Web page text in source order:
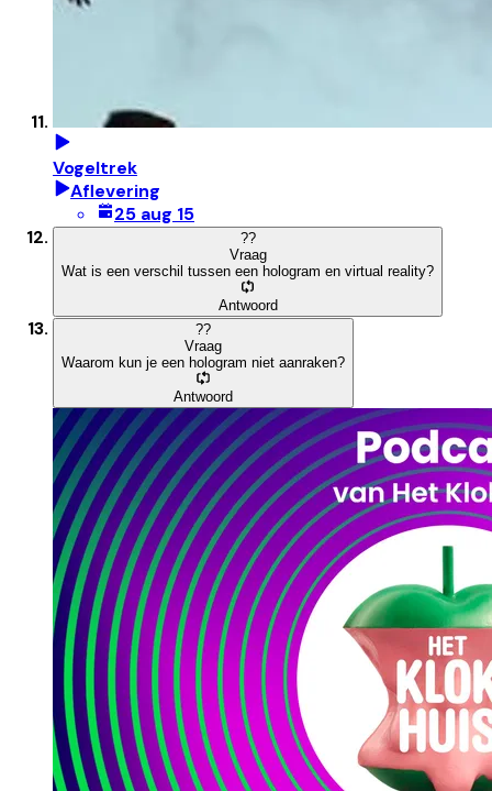
Vogeltrek
Aflevering
25 aug 15
??
Vraag
Wat is een verschil tussen een hologram en virtual reality?
Antwoord
??
Vraag
Waarom kun je een hologram niet aanraken?
Antwoord